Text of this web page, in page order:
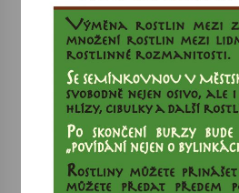
Varhanní recitál
Želiv
3. 7. 2026
Petr Adamec –
30. 6. 2026